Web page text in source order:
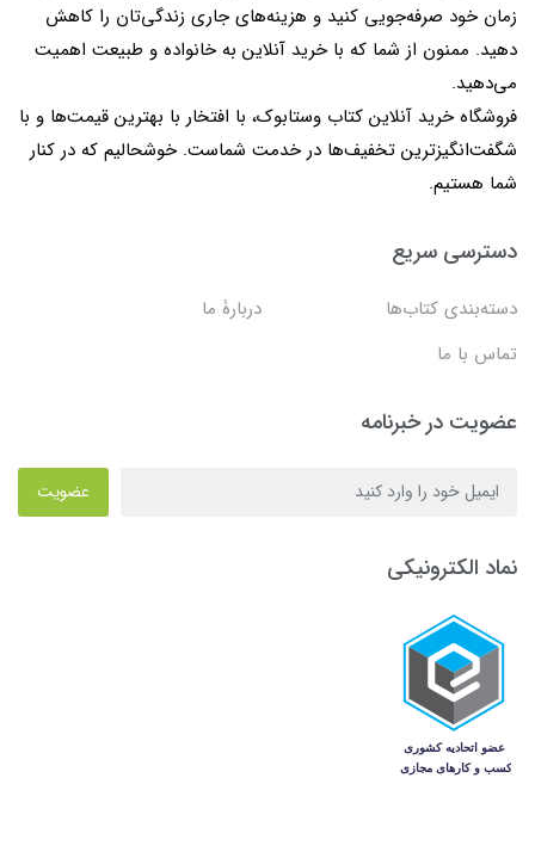
زمان خود صرفه‌جویی کنید و هزینه‌های جاری زندگی‌تان را کاهش
دهید. ممنون از شما که با خرید آنلاین به خانواده و طبیعت اهمیت
می‌دهید.
فروشگاه خرید آنلاین کتاب وستابوک، با افتخار با بهترین قیمت‌ها و با
شگفت‌انگیزترین تخفیف‌ها در خدمت شماست. خوشحالیم که در کنار
شما هستیم.
دسترسی سریع
دسته‌بندی کتاب‌ها
دربارۀ ما
تماس با ما
عضویت در خبرنامه
عضویت
نماد الکترونیکی